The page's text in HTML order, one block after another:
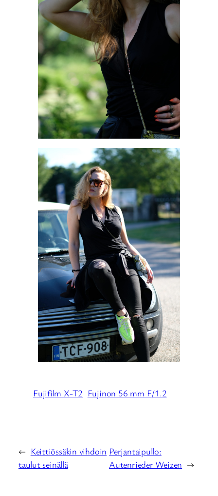
Fujifilm X-T2 Fujinon 56 mm F/1.2
← Keittiössäkin vihdoin
taulut seinällä
Perjantaipullo:
Autenrieder Weizen →